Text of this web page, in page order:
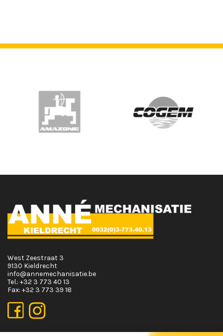
West Zeestraat 3
9130 Kieldrecht
info@annemechanisatie.be
Tel.: +32 3 773 40 13
Fax: +32 3 773 39 18